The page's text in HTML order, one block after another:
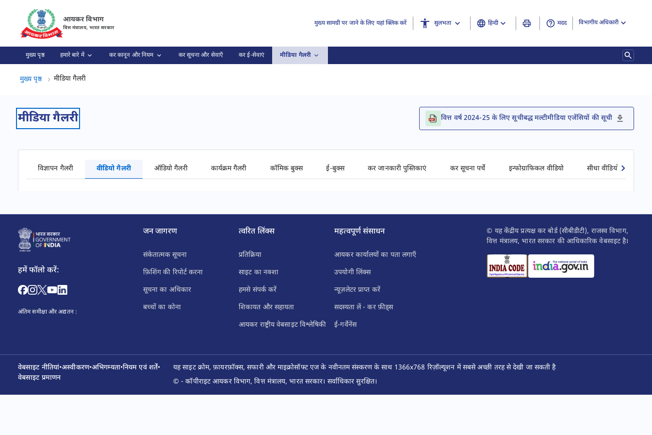
वीडियो गैलरी पृष्ठ लोड हो गया
आयकर विभाग
वित्त मंत्रालय, भारत सरकार
मुख्य सामग्री पर जाने के लिए यहां क्लिक करें सुलभता हिन्दी मदद विभागीय अधिकारी
मुख्य पृष्ठ हमारे बारे में कर कानून और नियम कर सूचना और सेवाएँ कर ई-सेवाएं मीडिया गैलरी
मुख्य पृष्ठ मीडिया गैलरीमीडिया गैलरी, (2 का 2)
मीडिया गैलरी वित्त वर्ष 2024-25 के लिए सूचीबद्ध मल्टीमीडिया एजेंसियों की सूची
विज्ञापन गैलरी वीडियो गैलरी ऑडियो गैलरी कार्यक्रम गैलरी कॉमिक बुक्स ई-बुक्स कर जानकारी पुस्तिकाएं कर सूचना पर्चे इन्फोग्राफिकल वीडियो सीधा वीडियो प्रसारण
हमें फॉलो करें:
अंतिम समीक्षा और अद्यतन :
जन जागरण
संकेतात्मक सूचना
फ़िशिंग की रिपोर्ट करना
सूचना का अधिकार
बच्चों का कोना
त्वरित लिंक्स
प्रतिक्रिया
साइट का नक्शा
हमसे संपर्क करें
शिकायत और सहायता
आयकर राष्ट्रीय वेबसाइट विश्लेषिकी
महत्वपूर्ण संसाधन
आयकर कार्यालयों का पता लगाएँ
उपयोगी लिंक्स
न्यूज़लेटर प्राप्त करें
सदस्यता लें - कर फ़ीड्स
ई-गर्वेनेंस
© यह केंद्रीय प्रत्यक्ष कर बोर्ड (सीबीडीटी), राजस्व विभाग,
वित्त मंत्रालय, भारत सरकार की आधिकारिक वेबसाइट है।
वेबसाइट नीतियां•अस्वीकरण•अभिगम्यता•नियम एवं शर्तें•
वेबसाइट प्रमाणन
यह साइट क्रोम, फ़ायरफ़ॉक्स, सफारी और माइक्रोसॉफ्ट एज के नवीनतम संस्करण के साथ 1366x768 रिज़ॉल्यूशन में सबसे अच्छी तरह से देखी जा सकती है
© - कॉपीराइट आयकर विभाग, वित्त मंत्रालय, भारत सरकार। सर्वाधिकार सुरक्षित।